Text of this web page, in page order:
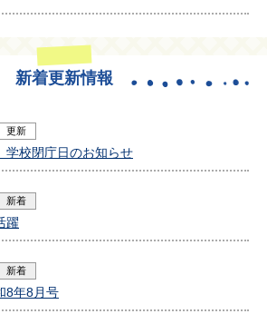
新着更新情報
更新
校閉庁日のお知らせ
新着
躍
新着
8年8月号